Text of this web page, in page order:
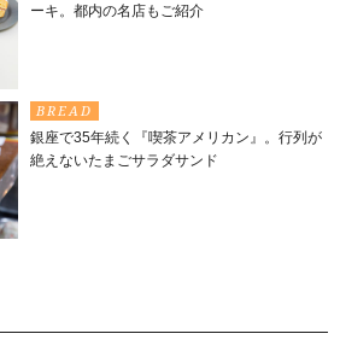
ーキ。都内の名店もご紹介
BREAD
銀座で35年続く『喫茶アメリカン』。行列が
絶えないたまごサラダサンド